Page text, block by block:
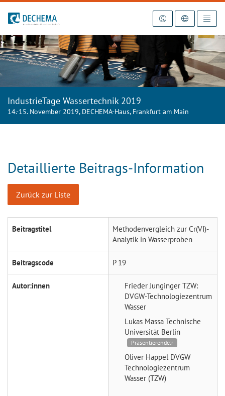
Zur Startseite
IndustrieTage Wassertechnik 2019
14.-15. November 2019, DECHEMA-Haus, Frankfurt am Main
Detaillierte Beitrags-Information
Zurück zur Liste
Beitragstitel
Methodenvergleich zur Cr(VI)-
Analytik in Wasserproben
Beitragscode P 19
Autor:innen Frieder Junginger TZW:
DVGW-Technologiezentrum
Wasser
Lukas Massa Technische
Universität Berlin
Präsentierende:r
Oliver Happel DVGW
Technologiezentrum
Wasser (TZW)